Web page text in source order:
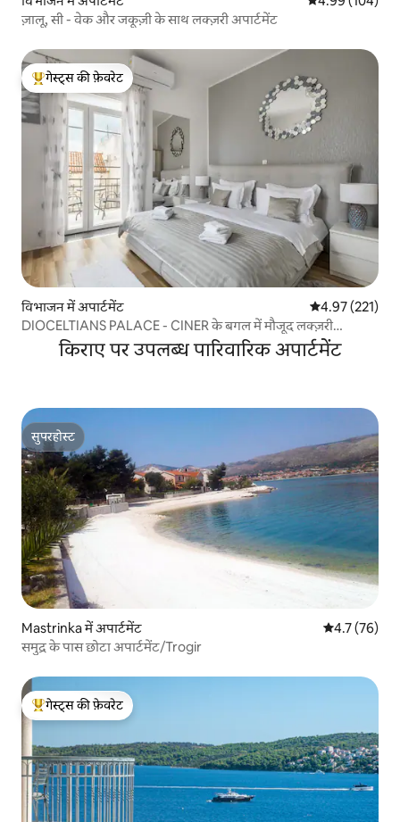
ज़ालू, सी - वेक और जकूज़ी के साथ लक्ज़री अपार्टमेंट
गेस्ट्स का टॉप फ़ेवरेट
गेस्ट्स की फ़ेवरेट
विभाजन में अपार्टमेंट औसत रेटिंग 5 में से
4.97 (221)
DIOCELTIANS PALACE - CINER के बगल में मौजूद लक्ज़री
अपार्टमेंटकिराए पर उपलब्ध पारिवारिक अपार्टमेंट
सुपरहोस्ट
सुपरहोस्ट
Mastrinka में अपार्टमेंट औसत रेटिंग 5 में
4.7 (76)
समुद्र के पास छोटा अपार्टमेंट/Trogir
गेस्ट्स का टॉप फ़ेवरेट
गेस्ट्स की फ़ेवरेट